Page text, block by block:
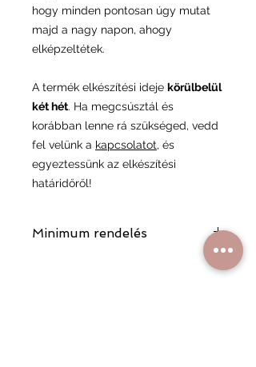
hogy minden pontosan úgy mutat
majd a nagy napon, ahogy
elképzeltétek.
A termék elkészítési ideje körülbelül
két hét. Ha megcsúsztál és
korábban lenne rá szükséged, vedd
fel velünk a kapcsolatot, és
egyeztessünk az elkészítési
határidőről!
Minimum rendelés
A minimum rendelési összeg 6 900